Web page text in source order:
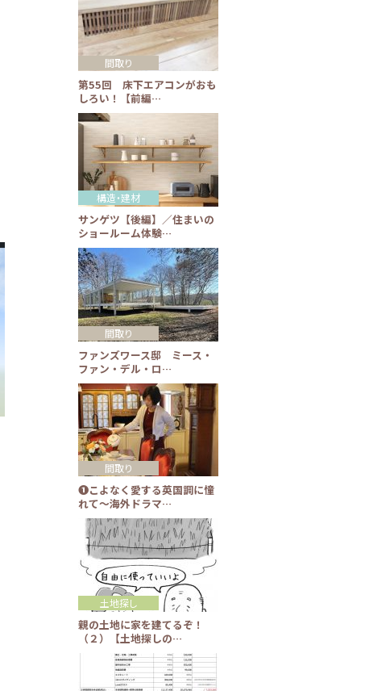
第55回 床下エアコンがおも
しろい！【前編…
間取り
サンゲツ【後編】／住まいの
ショールーム体験…
構造・建材
ファンズワース邸 ミース・
ファン・デル・ロ…
間取り
❶こよなく愛する英国調に憧
れて～海外ドラマ…
間取り
親の土地に家を建てるぞ！
（２）【土地探しの…
土地探し